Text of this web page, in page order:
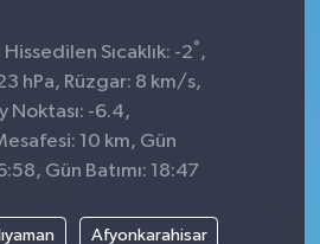
Sıcaklık: -2° ,
hPa, Rüzgar: 8 km/s,
Noktası: -6.4,
10 km, Gün
Gün Batımı: 18:47
Afyonkarahisar